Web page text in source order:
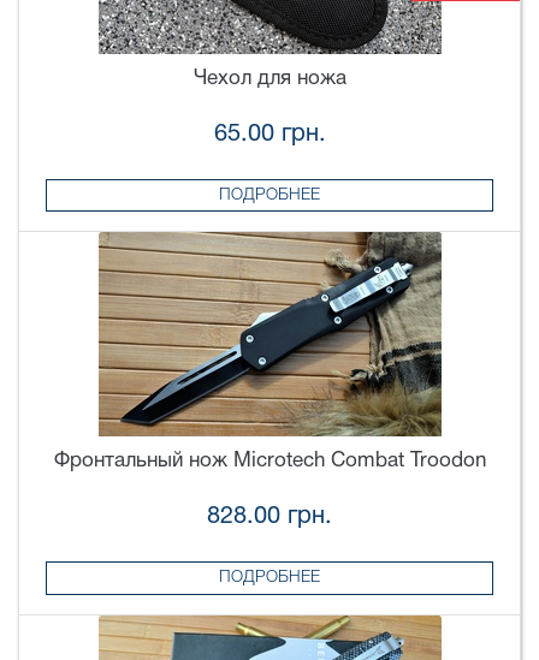
Чехол для ножа
65.00 грн.
ПОДРОБНЕЕ
Фронтальный нож Microtech Combat Troodon
828.00 грн.
ПОДРОБНЕЕ